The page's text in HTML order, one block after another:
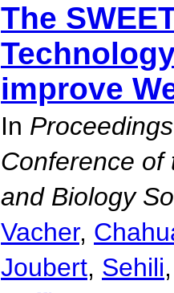
The
improve
In
Conference of
and Biology
Vacher,
Joubert, Sehili